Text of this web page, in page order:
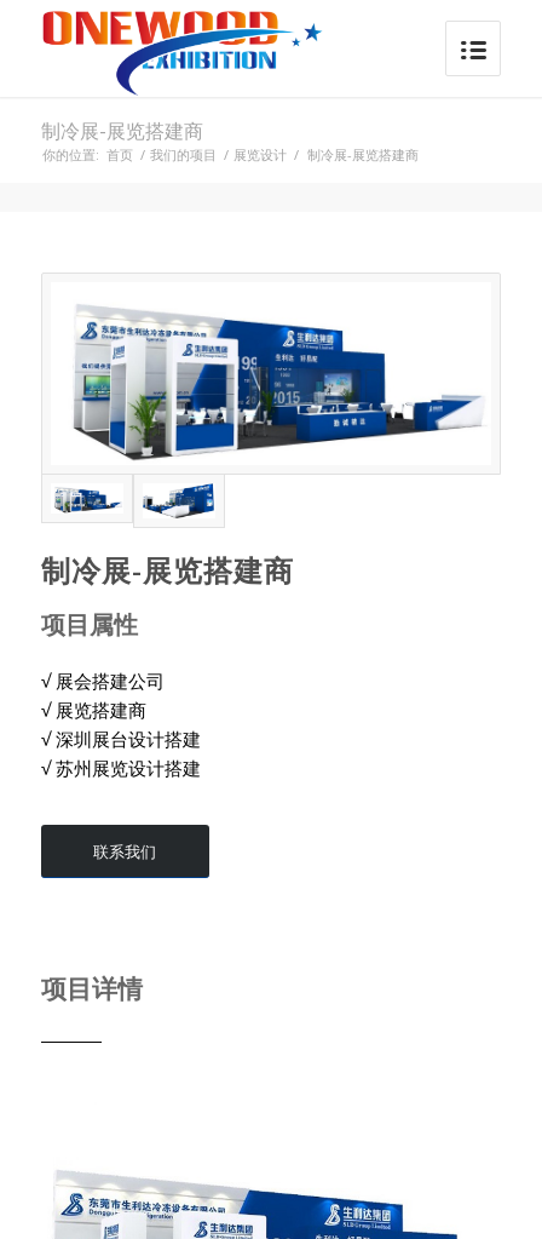
制冷展-展览搭建商
你的位置: 首页 / 我们的项目 / 展览设计 / 制冷展-展览搭建商
制冷展-展览搭建商
项目属性
√ 展会搭建公司
√ 展览搭建商
√ 深圳展台设计搭建
√ 苏州展览设计搭建
联系我们
项目详情